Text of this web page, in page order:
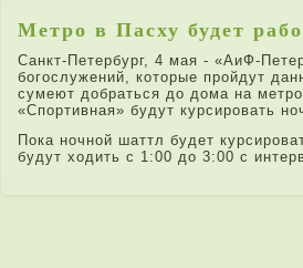
Метро в Пасху будет
Санкт-Петербург, 4 мая - «АиФ-
богослужений, которые пройдут
сумеют добраться до дома на
«Спортивная» будут курсировать
Пока ночной шаттл будет
будут ходить с 1:00 до 3:00 с